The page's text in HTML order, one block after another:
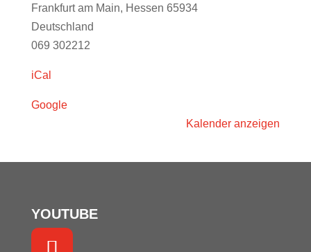
(19:30)
Frankfurt am Main, Hessen 65934
Deutschland
069 302212
iCal
Google
Kalender anzeigen
YOUTUBE